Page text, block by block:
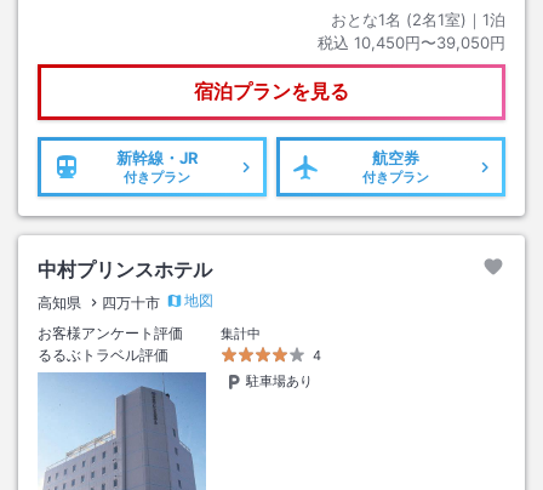
おとな1名 (2名1室)｜ 1泊
税込 10,450円〜39,050円
宿泊プランを見る
新幹線・JR
付きプラン
航空券
付きプラン
中村プリンスホテル
高知県 四万十市
地図
お客様アンケート評価
集計中
るるぶトラベル評価
4
駐車場あり